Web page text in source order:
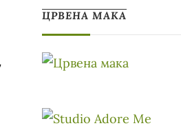
ЦРВЕНА МАКА